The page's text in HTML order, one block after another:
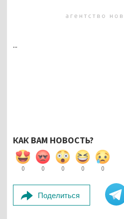
...
КАК ВАМ НОВОСТЬ?
0 0 0 0 0
Поделиться